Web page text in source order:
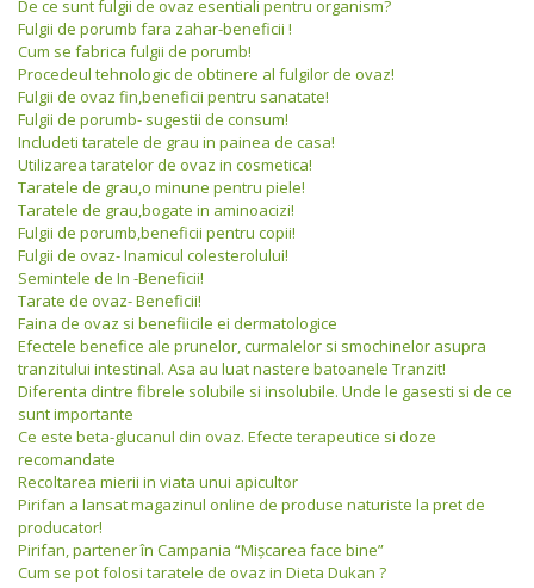
De ce sunt fulgii de ovaz esentiali pentru organism?
Fulgii de porumb fara zahar-beneficii !
Cum se fabrica fulgii de porumb!
Procedeul tehnologic de obtinere al fulgilor de ovaz!
Fulgii de ovaz fin,beneficii pentru sanatate!
Fulgii de porumb- sugestii de consum!
Includeti taratele de grau in painea de casa!
Utilizarea taratelor de ovaz in cosmetica!
Taratele de grau,o minune pentru piele!
Taratele de grau,bogate in aminoacizi!
Fulgii de porumb,beneficii pentru copii!
Fulgii de ovaz- Inamicul colesterolului!
Semintele de In -Beneficii!
Tarate de ovaz- Beneficii!
Faina de ovaz si benefiicile ei dermatologice
Efectele benefice ale prunelor, curmalelor si smochinelor asupra
tranzitului intestinal. Asa au luat nastere batoanele Tranzit!
Diferenta dintre fibrele solubile si insolubile. Unde le gasesti si de ce
sunt importante
Ce este beta-glucanul din ovaz. Efecte terapeutice si doze
recomandate
Recoltarea mierii in viata unui apicultor
Pirifan a lansat magazinul online de produse naturiste la pret de
producator!
Pirifan, partener în Campania “Mişcarea face bine”
Cum se pot folosi taratele de ovaz in Dieta Dukan ?